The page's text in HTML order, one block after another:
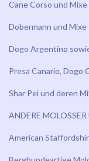
Cane Corso und Mixe
Dobermann und Mixe
Dogo Argentino
Presa Canario, Dogo
Shar Pei und deren
ANDERE
American